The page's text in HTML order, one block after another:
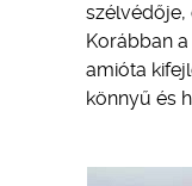
szélvédője,
Korábban
amióta
könnyű és